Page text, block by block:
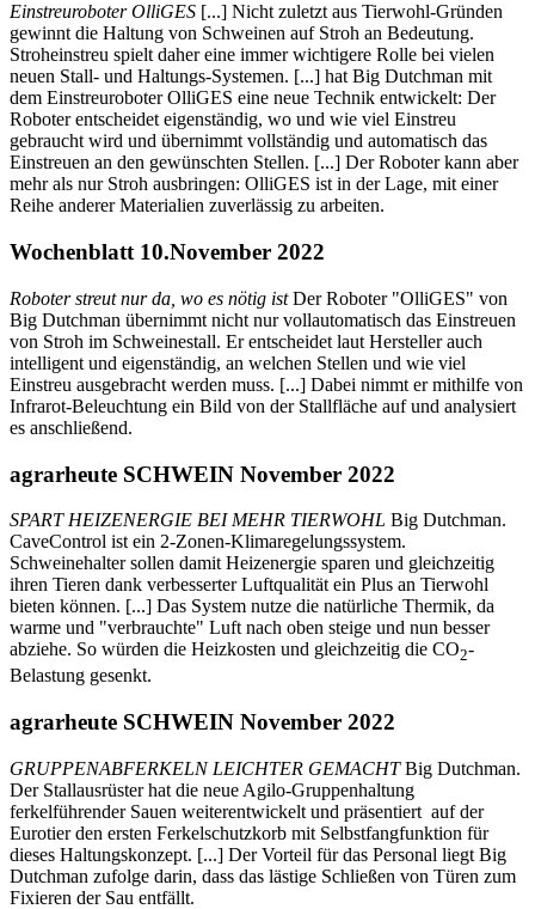
Einstreuroboter OlliGES [...] Nicht zuletzt aus Tierwohl-Gründen
gewinnt die Haltung von Schweinen auf Stroh an Bedeutung.
Stroheinstreu spielt daher eine immer wichtigere Rolle bei vielen
neuen Stall- und Haltungs-Systemen. [...] hat Big Dutchman mit
dem Einstreuroboter OlliGES eine neue Technik entwickelt: Der
Roboter entscheidet eigenständig, wo und wie viel Einstreu
gebraucht wird und übernimmt vollständig und automatisch das
Einstreuen an den gewünschten Stellen. [...] Der Roboter kann aber
mehr als nur Stroh ausbringen: OlliGES ist in der Lage, mit einer
Reihe anderer Materialien zuverlässig zu arbeiten.
Wochenblatt 10.November 2022
Roboter streut nur da, wo es nötig istDer Roboter "OlliGES" von
Big Dutchman übernimmt nicht nur vollautomatisch das Einstreuen
von Stroh im Schweinestall. Er entscheidet laut Hersteller auch
intelligent und eigenständig, an welchen Stellen und wie viel
Einstreu ausgebracht werden muss. [...] Dabei nimmt er mithilfe von
Infrarot-Beleuchtung ein Bild von der Stallfläche auf und analysiert
es anschließend.
agrarheute SCHWEIN November 2022
SPART HEIZENERGIE BEI MEHR TIERWOHL Big Dutchman.
CaveControl ist ein 2-Zonen-Klimaregelungssystem.
Schweinehalter sollen damit Heizenergie sparen und gleichzeitig
ihren Tieren dank verbesserter Luftqualität ein Plus an Tierwohl
bieten können. [...] Das System nutze die natürliche Thermik, da
warme und "verbrauchte" Luft nach oben steige und nun besser
abziehe. So würden die Heizkosten und gleichzeitig die CO2-
Belastung gesenkt.
agrarheute SCHWEIN November 2022
GRUPPENABFERKELN LEICHTER GEMACHTBig Dutchman.
Der Stallausrüster hat die neue Agilo-Gruppenhaltung
ferkelführender Sauen weiterentwickelt und präsentiert auf der
Eurotier den ersten Ferkelschutzkorb mit Selbstfangfunktion für
dieses Haltungskonzept. [...] Der Vorteil für das Personal liegt Big
Dutchman zufolge darin, dass das lästige Schließen von Türen zum
Fixieren der Sau entfällt.